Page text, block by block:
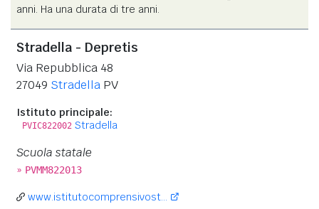
anni. Ha una durata di tre anni.
Stradella - Depretis
Via Repubblica 48
27049 Stradella PV
Istituto principale:
PVIC822002 Stradella
Scuola statale
» PVMM822013
www.istitutocomprensivost...